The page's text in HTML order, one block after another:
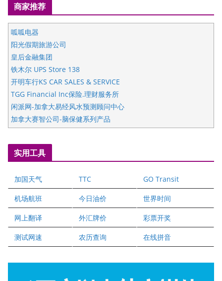
商家推荐
呱呱电器
阳光假期旅游公司
皇后金融集团
铁木尔 UPS Store 138
开明车行KS CAR SALES & SERVICE
TGG Financial Inc保险.理财服务所
闲派网-加拿大易经风水预测顾问中心
加拿大赛智公司-脑保健系列产品
五星国艺拍卖及评估公司
国际注册执业营养师公会
爱德华连锁酒店万锦分店
健健宝公司
二十一世纪美联地产公司
全球趋势移民留学
盛达资本
正点印艺设计
实用工具
加国天气 TTC GO Transit
机场航班 今日油价 世界时间
网上翻译 外汇牌价 彩票开奖
测试网速 农历查询 在线拼音